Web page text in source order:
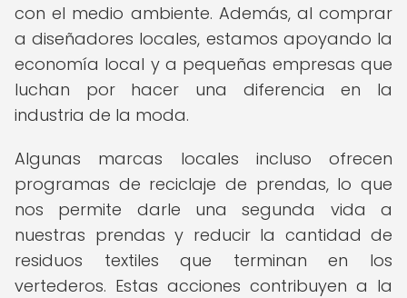
con el medio ambiente. Además, al comprar
a diseñadores locales, estamos apoyando la
economía local y a pequeñas empresas que
luchan por hacer una diferencia en la
industria de la moda.
Algunas marcas locales incluso ofrecen
programas de reciclaje de prendas, lo que
nos permite darle una segunda vida a
nuestras prendas y reducir la cantidad de
residuos textiles que terminan en los
vertederos. Estas acciones contribuyen a la